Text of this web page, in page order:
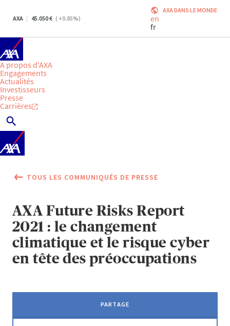
AXA 45.050 ( +0.85%)
AXA DANS LE MONDE
en
fr
A propos d'AXA
Engagements
Actualités
Investisseurs
Presse
Carrières
TOUS LES COMMUNIQUÉS DE PRESSE
AXA Future Risks Report
2021 : le changement
climatique et le risque cyber
en tête des préoccupations
PARTAGE